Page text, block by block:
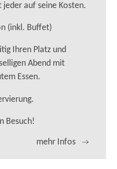
auf seine Kosten.
(inkl. Buffet)
Ihren Platz und
Abend mit
Essen.
Besuch!
mehr Infos